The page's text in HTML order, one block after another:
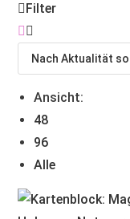
Filter
Ansicht:
48
96
Alle